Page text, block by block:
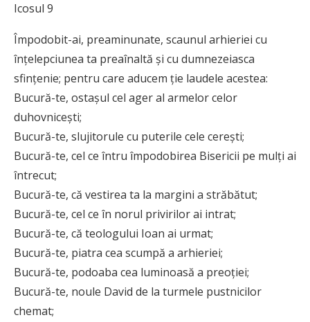
Icosul 9
Împodobit-ai, preaminunate, scaunul arhieriei cu
înţelepciunea ta preaînaltă şi cu dumnezeiasca
sfinţenie; pentru care aducem ţie laudele acestea:
Bucură-te, ostaşul cel ager al armelor celor
duhovniceşti;
Bucură-te, slujitorule cu puterile cele cereşti;
Bucură-te, cel ce întru împodobirea Bisericii pe mulţi ai
întrecut;
Bucură-te, că vestirea ta la margini a străbătut;
Bucură-te, cel ce în norul privirilor ai intrat;
Bucură-te, că teologului Ioan ai urmat;
Bucură-te, piatra cea scumpă a arhieriei;
Bucură-te, podoaba cea luminoasă a preoţiei;
Bucură-te, noule David de la turmele pustnicilor
chemat;